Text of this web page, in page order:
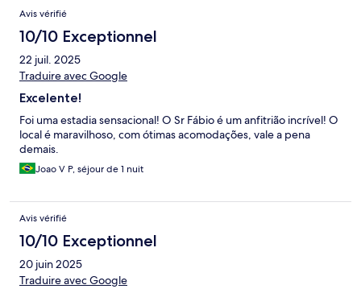
Avis vérifié
10/10 Exceptionnel
22 juil. 2025
Traduire avec Google
Excelente!
Foi uma estadia sensacional! O Sr Fábio é um anfitrião incrível! O
local é maravilhoso, com ótimas acomodações, vale a pena
demais.
Joao V P, séjour de 1 nuit
Avis vérifié
10/10 Exceptionnel
20 juin 2025
Traduire avec Google